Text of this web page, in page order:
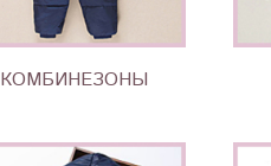
КОМБИНЕЗОНЫ